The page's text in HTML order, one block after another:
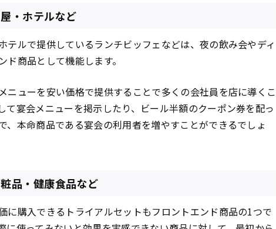
・ホテルなど
テルで提供しているランチビッフェなどは、夜の飲み会やディ
商品として機能します。
ニューを安い価格で提供することで多くの会社員を店に導くこ
て宴会メニューを掲示したり、ビール半額のクーポン券を配っ
、本命商品である宴会の利用者を増やすことができるでしょ
品・健康食品など
に購入できるトライアルセットもフロントエンド商品の1つで